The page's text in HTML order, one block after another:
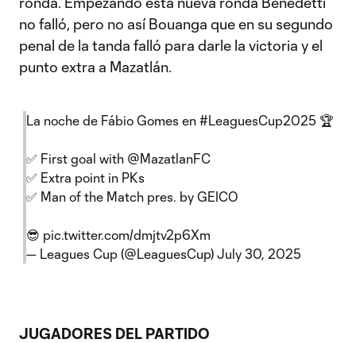
no falló, pero no así Bouanga que en su segundo
penal de la tanda falló para darle la victoria y el
punto extra a Mazatlán.
La noche de Fábio Gomes en #LeaguesCup2025 🏆
✅ First goal with @MazatlanFC
✅ Extra point in PKs
✅ Man of the Match pres. by GEICO
😎 pic.twitter.com/dmjtv2p6Xm
— Leagues Cup (@LeaguesCup) July 30, 2025
JUGADORES DEL PARTIDO